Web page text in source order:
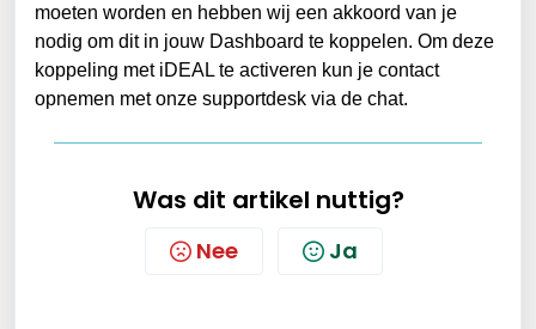
moeten worden en hebben wij een akkoord van je
nodig om dit in jouw Dashboard te koppelen. Om deze
koppeling met iDEAL te activeren kun je contact
opnemen met onze supportdesk via de chat.
Was dit artikel nuttig?
Nee Ja